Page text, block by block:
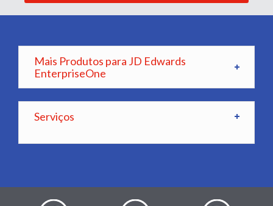
Mais Produtos para JD Edwards
EnterpriseOne
Serviços